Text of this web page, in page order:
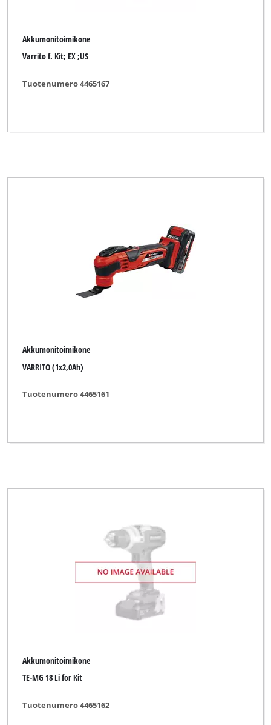
Akkumonitoimikone
Varrito f. Kit; EX ;US
Tuotenumero 4465167
Akkumonitoimikone
VARRITO (1x2,0Ah)
Tuotenumero 4465161
Akkumonitoimikone
TE-MG 18 Li for Kit
Tuotenumero 4465162